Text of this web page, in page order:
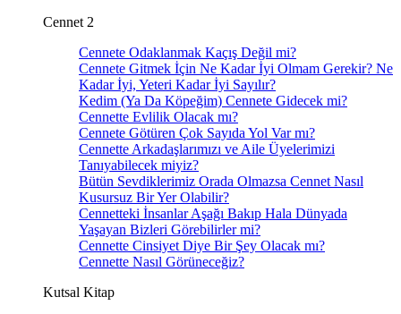
Cennet 2
Cennete Odaklanmak Kaçış Değil mi?
Cennete Gitmek İçin Ne Kadar İyi Olmam Gerekir? Ne
Kadar İyi, Yeteri Kadar İyi Sayılır?
Kedim (Ya Da Köpeğim) Cennete Gidecek mi?
Cennette Evlilik Olacak mı?
Cennete Götüren Çok Sayıda Yol Var mı?
Cennette Arkadaşlarımızı ve Aile Üyelerimizi
Tanıyabilecek miyiz?
Bütün Sevdiklerimiz Orada Olmazsa Cennet Nasıl
Kusursuz Bir Yer Olabilir?
Cennetteki İnsanlar Aşağı Bakıp Hala Dünyada
Yaşayan Bizleri Görebilirler mi?
Cennette Cinsiyet Diye Bir Şey Olacak mı?
Cennette Nasıl Görüneceğiz?
Kutsal Kitap